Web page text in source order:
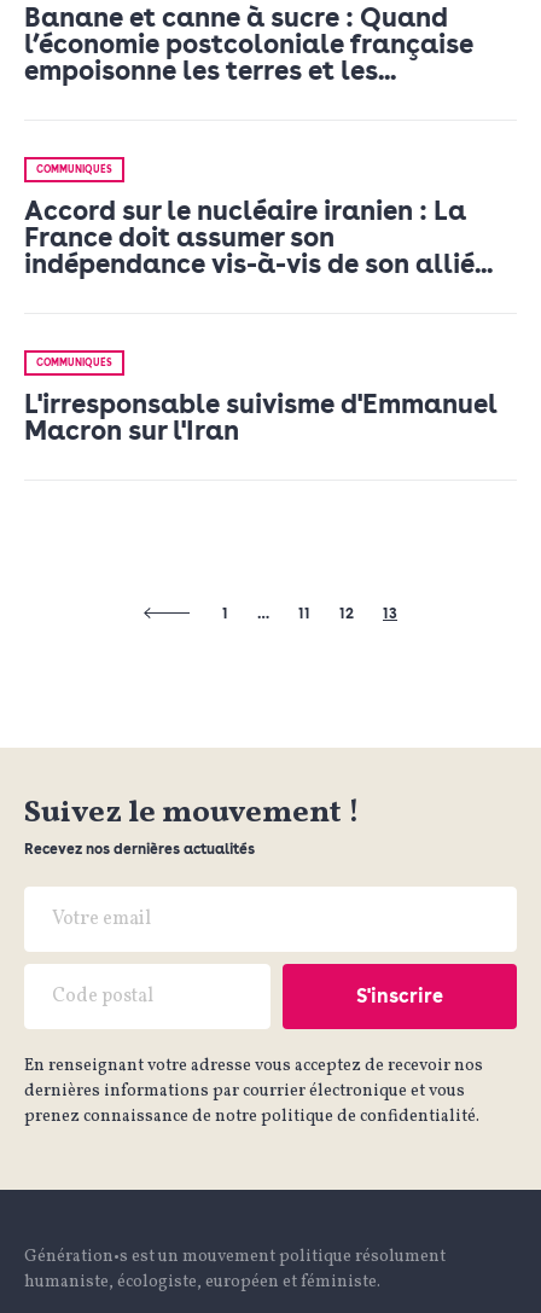
Banane et canne à sucre : Quand
l’économie postcoloniale française
empoisonne les terres et les...
COMMUNIQUÉS
Accord sur le nucléaire iranien : La
France doit assumer son
indépendance vis-à-vis de son allié...
COMMUNIQUÉS
L'irresponsable suivisme d'Emmanuel
Macron sur l'Iran
1 … 11 12 13
Suivez le mouvement !
Recevez nos dernières actualités
En renseignant votre adresse vous acceptez de recevoir nos
dernières informations par courrier électronique et vous
prenez connaissance de notre politique de confidentialité.
Génération•s est un mouvement politique résolument
humaniste, écologiste, européen et féministe.